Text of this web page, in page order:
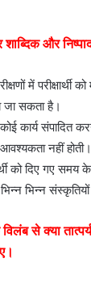
और
में
जा सकता है।
कोई कार्य
आवश्यकता नहीं
को दिए गए समय
भिन्न
से क्या